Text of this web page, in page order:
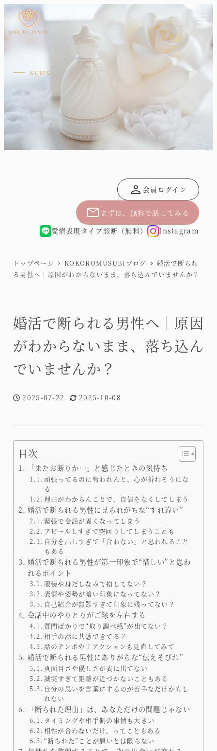
MENU
person 会員ログイン
mail まずは、無料で話してみる
愛情表現タイプ診断（無料）
Instagram
トップページ KOKOROMUSUBIブログ
婚活で断られ
る男性へ｜原因がわからないまま、落ち込んでいませんか？
婚活で断られる男性へ｜原因
がわからないまま、落ち込ん
でいませんか？
投稿日
2025-07-22
更新日
2025-10-08
目次
「またお断りか…」と感じたときの気持ち
頑張ってるのに報われんと、心が折れそうにな
る
理由がわからんことで、自信をなくしてしまう
婚活で断られる男性に見られがちな“すれ違い”
緊張で会話が固くなってしまう
アピールしすぎて空回りしてしまうことも
自分を出しすぎて「合わない」と思われること
もある
婚活で断られる男性が第一印象で“惜しい”と思わ
れるポイント
服装や身だしなみで損してない？
表情や姿勢が暗い印象になってない？
自己紹介が無難すぎて印象に残ってない？
会話中のやりとりがご縁を左右する
質問ばかりで“取り調べ感”が出てない？
相手の話に共感できてる？
話のテンポやリアクションも見直してみて
婚活で断られる男性にありがちな“伝えそびれ”
真面目さや優しさが表に出てない
誠実すぎて距離が近づかないこともある
自分の思いを言葉にするのが苦手なだけかもし
れない
「断られた理由」は、あなただけの問題じゃない
タイミングや相手側の事情も大きい
相性が合わないだけ、ってこともある
“断られた”ことが悪いとは限らない